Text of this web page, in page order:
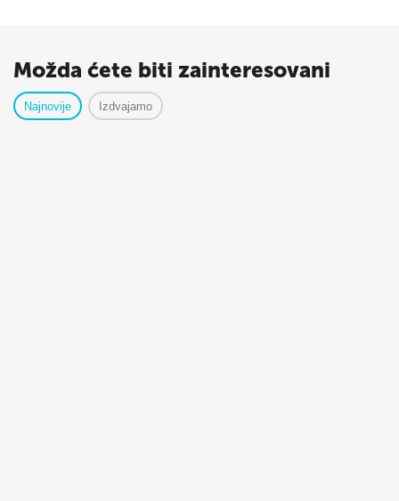
Možda ćete biti zainteresovani
Najnovije Izdvajamo